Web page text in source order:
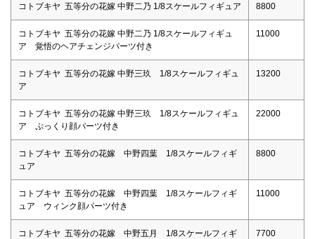
コトブキヤ 五等分の花嫁 中野二乃 1/8スケールフィギュア 8800
コトブキヤ 五等分の花嫁 中野二乃 1/8スケールフィギュ
ア 覚悟のヘアチェンジパーツ付き
11000
コトブキヤ 五等分の花嫁 中野三玖 1/8スケールフィギュ
ア
13200
コトブキヤ 五等分の花嫁 中野三玖 1/8スケールフィギュ
ア ぷっくり顔パーツ付き
22000
コトブキヤ 五等分の花嫁 中野四葉 1/8スケールフィギ
ュア
8800
コトブキヤ 五等分の花嫁 中野四葉 1/8スケールフィギ
ュア ウィンク顔パーツ付き
11000
コトブキヤ 五等分の花嫁 中野五月 1/8スケールフィギ
7700